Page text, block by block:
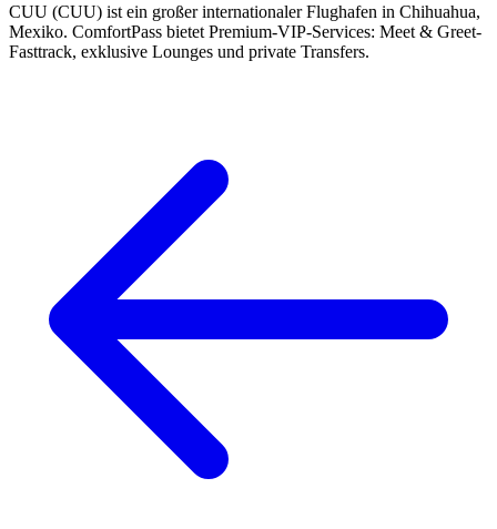
CUU (CUU) ist ein großer internationaler Flughafen in Chihuahua,
Mexiko. ComfortPass bietet Premium-VIP-Services: Meet & Greet-
Fasttrack, exklusive Lounges und private Transfers.